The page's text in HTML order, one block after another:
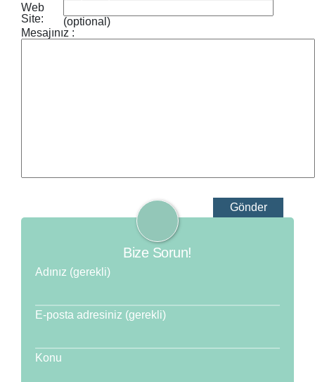
Web
Site:
(optional)
Mesajınız :
Bize Sorun!
Adınız (gerekli)
E-posta adresiniz (gerekli)
Konu